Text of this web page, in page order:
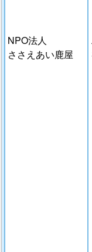
NPO法人
ささえあい鹿屋